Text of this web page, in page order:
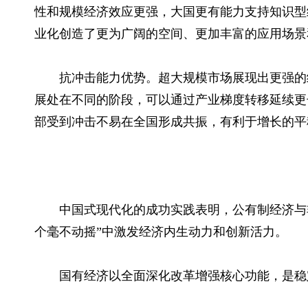
性和规模经济效应更强，大国更有能力支持知识
业化创造了更为广阔的空间、更加丰富的应用场
抗冲击能力优势。超大规模市场展现出更强
展处在不同的阶段，可以通过产业梯度转移延续
部受到冲击不易在全国形成共振，有利于增长的
中国式现代化的成功实践表明，公有制经济
个毫不动摇”中激发经济内生动力和创新活力。
国有经济以全面深化改革增强核心功能，是